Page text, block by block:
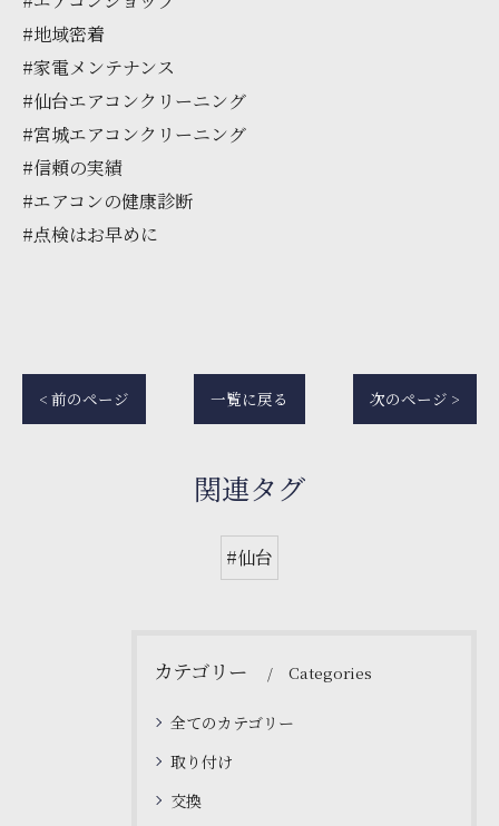
#地域密着
#家電メンテナンス
#仙台エアコンクリーニング
#宮城エアコンクリーニング
#信頼の実績
#エアコンの健康診断
#点検はお早めに
< 前のページ 一覧に戻る 次のページ >
関連タグ
#仙台
カテゴリー Categories
全てのカテゴリー
取り付け
交換